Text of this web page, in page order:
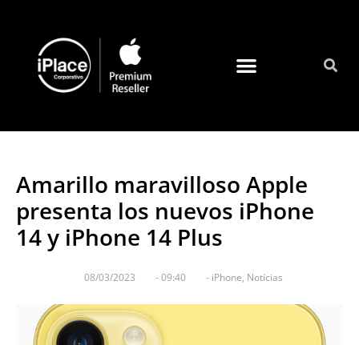
Amarillo maravilloso Apple
presenta los nuevos iPhone
14 y iPhone 14 Plus
08/03/2023 -09:40 - iPhone, Notícias